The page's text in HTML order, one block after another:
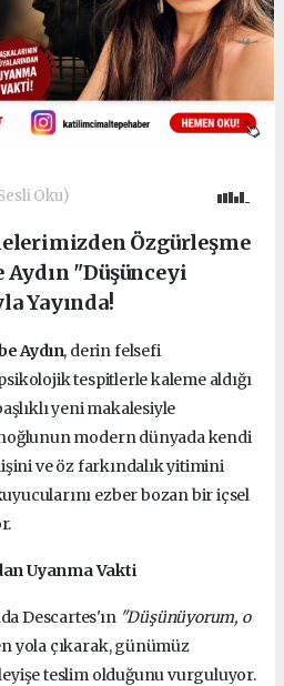
Oku)
Özgürleşme
Aydın "Düşünceyi
Yayında!
Aydın, derin felsefi
tespitlerle kaleme aldığı
yeni makalesiyle
modern dünyada kendi
ve öz farkındalık yitimini
ezber bozan bir içsel
Uyanma Vakti
Descartes'ın "Düşünüyorum, o
yola çıkarak, günümüz
teslim olduğunu vurguluyor.